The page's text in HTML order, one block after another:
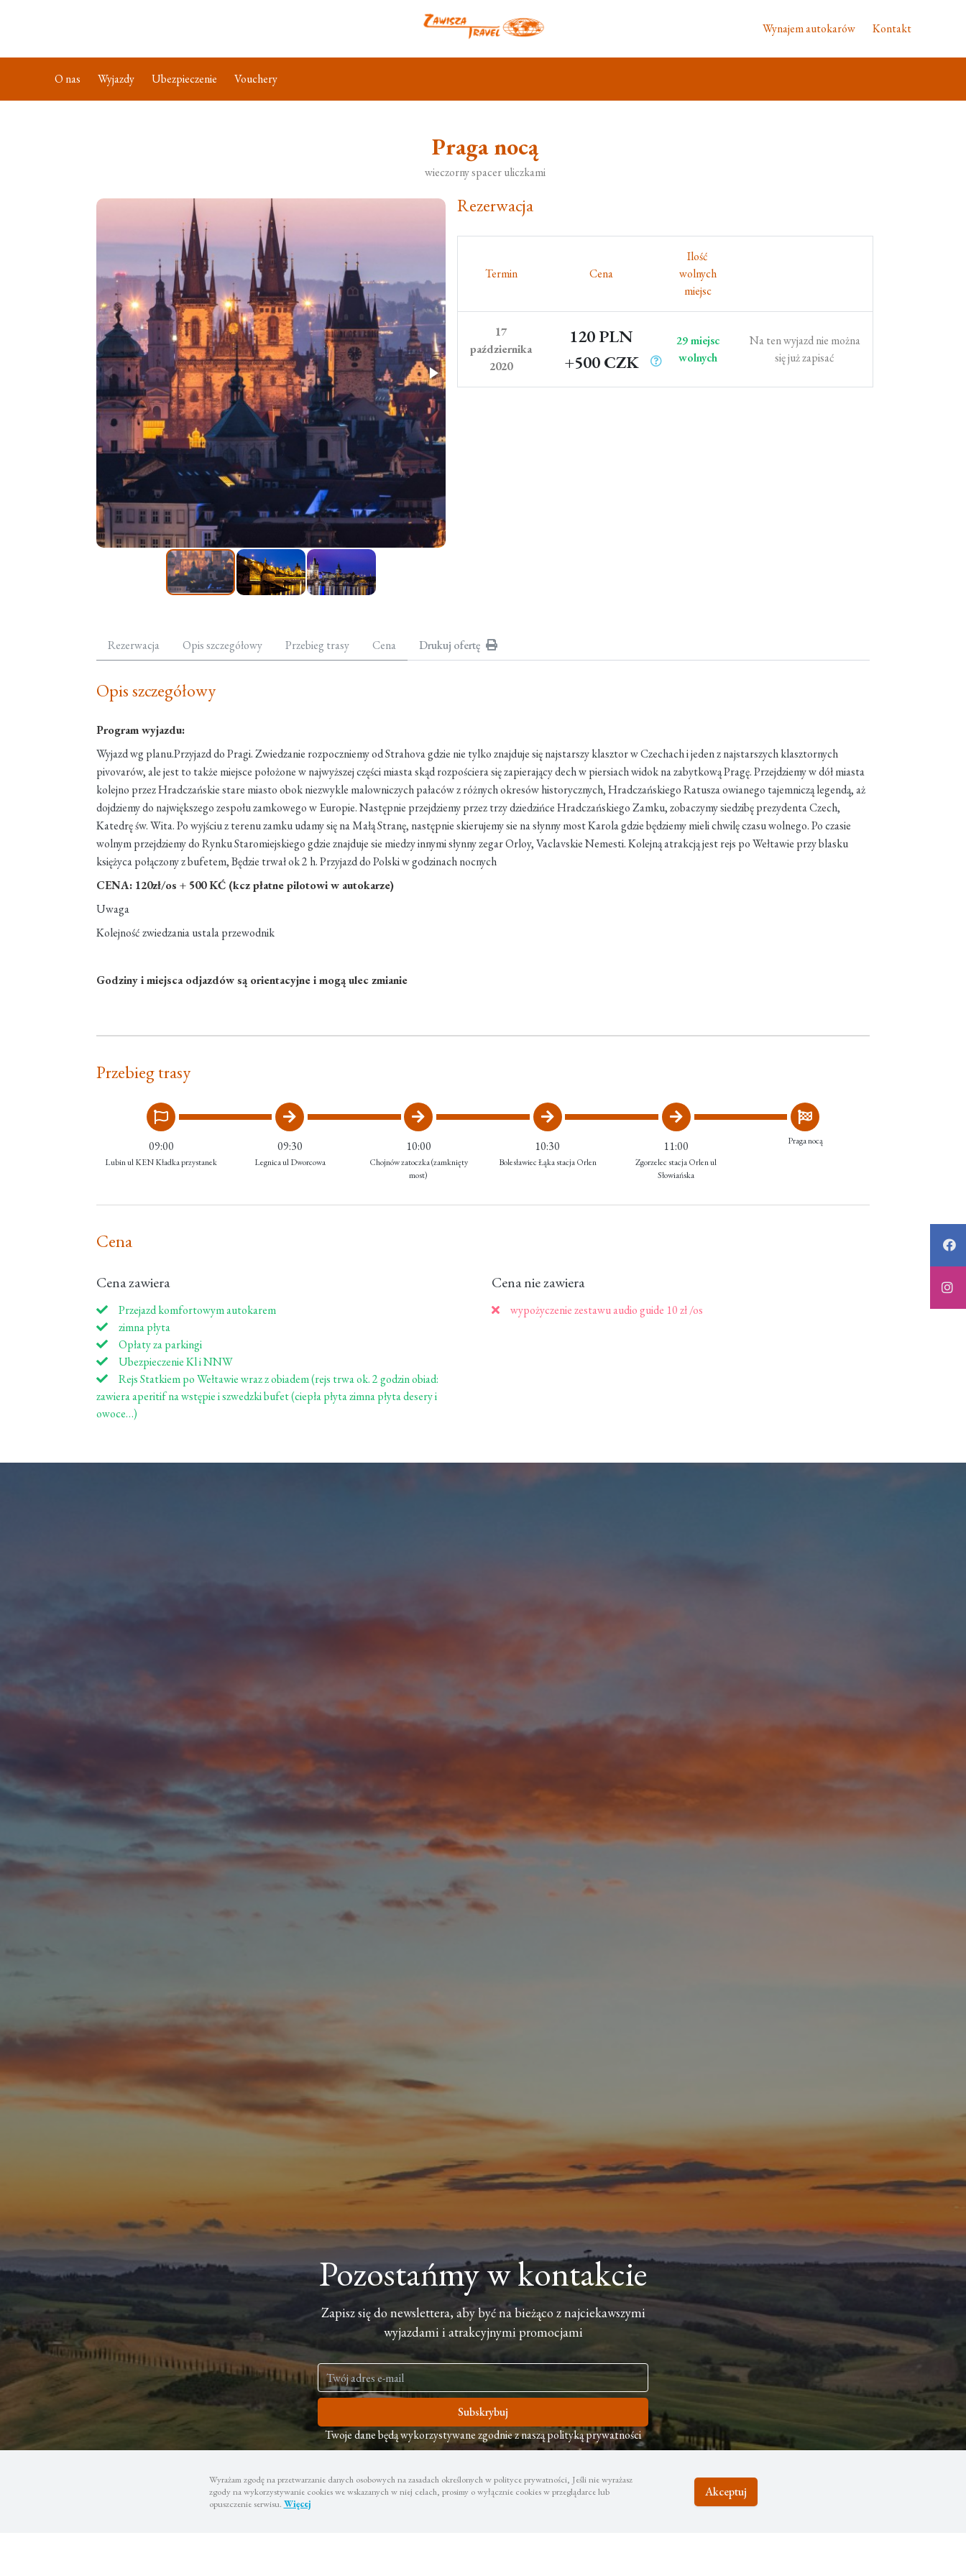
Wynajem autokarów Kontakt
O nas Wyjazdy Ubezpieczenie Vouchery
Praga nocą
wieczorny spacer uliczkami
Rezerwacja
Termin Cena
Ilość
wolnych
miejsc
17
października
2020
120 PLN
+500 CZK
29 miejsc
wolnych
Na ten wyjazd nie można
się już zapisać
Rezerwacja Opis szczegółowy Przebieg trasy Cena Drukuj ofertę
Opis szczegółowy
Program wyjazdu:
Wyjazd wg planu.Przyjazd do Pragi. Zwiedzanie rozpoczniemy od Strahova gdzie nie tylko znajduje się najstarszy klasztor w Czechach i jeden z najstarszych klasztornych
pivovarów, ale jest to także miejsce położone w najwyższej części miasta skąd rozpościera się zapierający dech w piersiach widok na zabytkową Pragę. Przejdziemy w dół miasta
kolejno przez Hradczańskie stare miasto obok niezwykle malowniczych pałaców z różnych okresów historycznych, Hradczańskiego Ratusza owianego tajemniczą legendą, aż
dojdziemy do największego zespołu zamkowego w Europie. Następnie przejdziemy przez trzy dziedzińce Hradczańskiego Zamku, zobaczymy siedzibę prezydenta Czech,
Katedrę św. Wita. Po wyjściu z terenu zamku udamy się na Małą Stranę, następnie skierujemy sie na słynny most Karola gdzie będziemy mieli chwilę czasu wolnego. Po czasie
wolnym przejdziemy do Rynku Staromiejskiego gdzie znajduje sie miedzy innymi słynny zegar Orloy, Vaclavskie Nemesti. Kolejną atrakcją jest rejs po Wełtawie przy blasku
księżyca połączony z bufetem, Będzie trwał ok 2 h. Przyjazd do Polski w godzinach nocnych
CENA: 120zł/os + 500 KĆ (kcz płatne pilotowi w autokarze)
Uwaga
Kolejność zwiedzania ustala przewodnik
Godziny i miejsca odjazdów są orientacyjne i mogą ulec zmianie
Przebieg trasy
09:00
Lubin ul KEN Kładka przystanek
09:30
Legnica ul Dworcowa
10:00
Chojnów zatoczka (zamknięty
most)
10:30
Bolesławiec Łąka stacja Orlen
11:00
Zgorzelec stacja Orlen ul
Słowiańska
Praga nocą
Cena
Cena zawiera
Przejazd komfortowym autokarem
zimna płyta
Opłaty za parkingi
Ubezpieczenie Kl i NNW
Rejs Statkiem po Wełtawie wraz z obiadem (rejs trwa ok. 2 godzin obiad:
zawiera aperitif na wstępie i szwedzki bufet (ciepła płyta zimna płyta desery i
owoce…)
Cena nie zawiera
wypożyczenie zestawu audio guide 10 zł /os
Wyrażam zgodę na przetwarzanie danych osobowych na zasadach określonych w polityce prywatności, Jeśli nie wyrażasz
zgody na wykorzystywanie cookies we wskazanych w niej celach, prosimy o wyłącznie cookies w przeglądarce lub
opuszczenie serwisu. Więcej
Akceptuj
Pozostańmy w kontakcie
Zapisz się do newslettera, aby być na bieżąco z najciekawszymi
wyjazdami i atrakcyjnymi promocjami
Subskrybuj
Twoje dane będą wykorzystywane zgodnie z naszą polityką prywatności